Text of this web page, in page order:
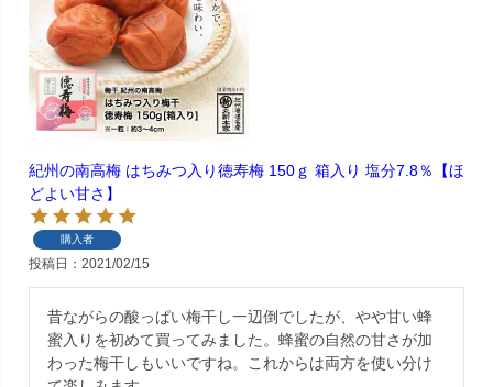
紀州の南高梅 はちみつ入り徳寿梅 150ｇ 箱入り 塩分7.8％【ほ
どよい甘さ】
購入者
投稿日 2021/02/15
昔ながらの酸っぱい梅干し一辺倒でしたが、やや甘い蜂
蜜入りを初めて買ってみました。蜂蜜の自然の甘さが加
わった梅干しもいいですね。これからは両方を使い分け